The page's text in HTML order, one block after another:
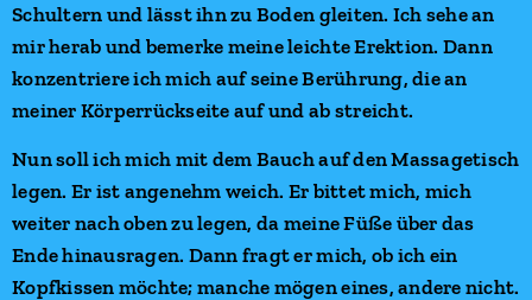
Schultern und lässt ihn zu Boden gleiten. Ich sehe an
mir herab und bemerke meine leichte Erektion. Dann
konzentriere ich mich auf seine Berührung, die an
meiner Körperrückseite auf und ab streicht.
Nun soll ich mich mit dem Bauch auf den Massagetisch
legen. Er ist angenehm weich. Er bittet mich, mich
weiter nach oben zu legen, da meine Füße über das
Ende hinausragen. Dann fragt er mich, ob ich ein
Kopfkissen möchte; manche mögen eines, andere nicht.